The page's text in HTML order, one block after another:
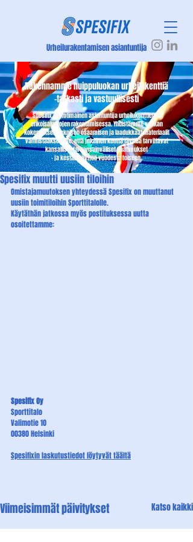
Rakennamme huippuluokan urheilukenttiä
-tarkasti ja vastuullisesti
Spesifix on kotimainen asiantuntija urheilukenttien ja
erikoisalustojen rakentamisessa. Yhdistämme vankan
kokemuksen, teknisen osaamisen ja laadukkaat materiaalit
varmistaaksemme, että jokainen kenttä täyttää tarvittavat
kansalliset tai kansainväliset vaatimukset
- ja kestää käyttöä vuodesta toiseen.
Urheilurakentamisen asiantuntija
Spesifix muutti uusiin tiloihin
Omistajamuutoksen yhteydessä Spesifix on muuttanut
uusiin toimitiloihin Sporttitalolle.
Käytäthän jatkossa myös postituksessa uutta
osoitettamme:
Spesifix Oy
Sporttitalo
Valimotie 10
00380 Helsinki
Spesifixin laskutustiedot löytyvät täältä
Viimeisimmät päivitykset Katso kaikki